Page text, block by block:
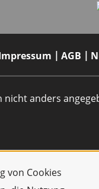
von Cookies
AGB
nicht anders